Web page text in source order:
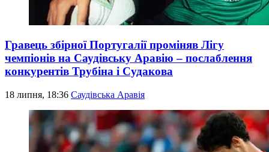
Гравець збірної Португалії проміняв Лігу
чемпіонів на Саудівську Аравію – послаблення
конкурентів Трубіна і Судакова
18 липня, 18:36 Саудівська Аравія